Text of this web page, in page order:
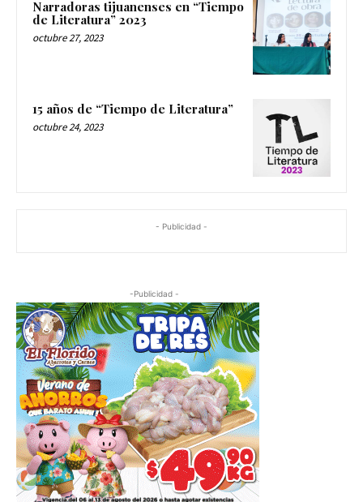
Narradoras tijuanenses en “Tiempo
de Literatura” 2023
octubre 27, 2023
15 años de “Tiempo de Literatura”
octubre 24, 2023
- Publicidad -
-Publicidad -